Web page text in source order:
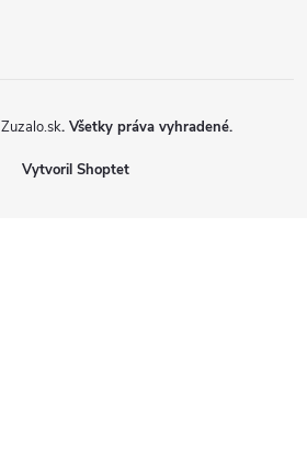
Vytvoril Shoptet
Zuzalo.sk. Všetky práva vyhradené.